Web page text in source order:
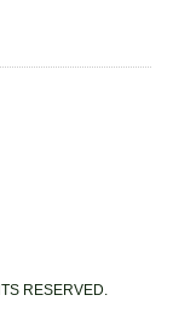
RESERVED.